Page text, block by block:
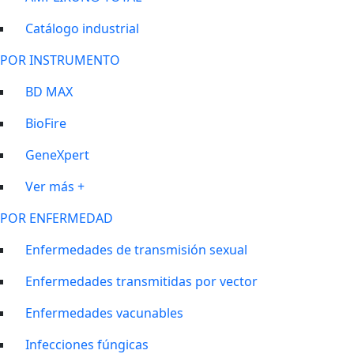
Catálogo industrial
POR INSTRUMENTO
BD MAX
BioFire
GeneXpert
Ver más +
POR ENFERMEDAD
Enfermedades de transmisión sexual
Enfermedades transmitidas por vector
Enfermedades vacunables
Infecciones fúngicas